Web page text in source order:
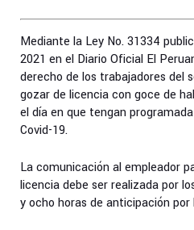
Mediante la Ley No. 31334
2021 en el Diario Oficial El
derecho de los trabajadores del
gozar de licencia con goce de
el día en que tengan
Covid-19.
La comunicación al empleador
licencia debe ser realizada por
y ocho horas de anticipación por